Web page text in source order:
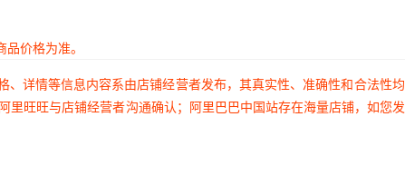
价格为准。
详情等信息内容系由店铺经营者发布，其真实性、准确性和合法性
旺旺与店铺经营者沟通确认；阿里巴巴中国站存在海量店铺，如您